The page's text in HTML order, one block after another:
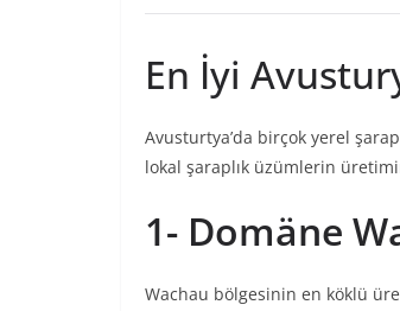
En İyi
Avusturtya’da birçok yerel
lokal şaraplık üzümlerin
1- Domäne
Wachau bölgesinin en köklü